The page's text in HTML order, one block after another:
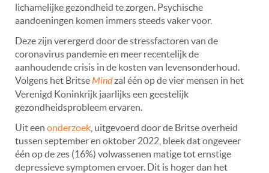
lichamelijke gezondheid te zorgen. Psychische
aandoeningen komen immers steeds vaker voor.
Deze zijn verergerd door de stressfactoren van de
coronavirus pandemie en meer recentelijk de
aanhoudende crisis in de kosten van levensonderhoud.
Volgens het BritseMindzal één op de vier mensen in het
Verenigd Koninkrijk jaarlijks een geestelijk
gezondheidsprobleem ervaren.
Uit een onderzoek , uitgevoerd door de Britse overheid
tussen september en oktober 2022, bleek dat ongeveer
één op de zes (16%) volwassenen matige tot ernstige
depressieve symptomen ervoer. Dit is hoger dan het